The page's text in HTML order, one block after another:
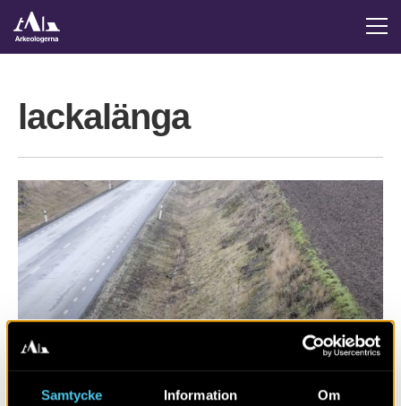
Samtycke Information Om
lackalänga
RAPPORT 2017:148